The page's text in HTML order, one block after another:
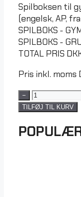
Spilboksen til
(engelsk, AP,
SPILBOKS -
SPILBOKS -
TOTAL PRIS
Pris inkl. moms
−
TILFØJ TIL KURV